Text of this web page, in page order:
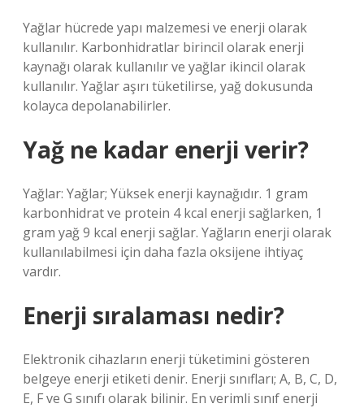
Yağlar hücrede yapı malzemesi ve enerji olarak
kullanılır. Karbonhidratlar birincil olarak enerji
kaynağı olarak kullanılır ve yağlar ikincil olarak
kullanılır. Yağlar aşırı tüketilirse, yağ dokusunda
kolayca depolanabilirler.
Yağ ne kadar enerji verir?
Yağlar: Yağlar; Yüksek enerji kaynağıdır. 1 gram
karbonhidrat ve protein 4 kcal enerji sağlarken, 1
gram yağ 9 kcal enerji sağlar. Yağların enerji olarak
kullanılabilmesi için daha fazla oksijene ihtiyaç
vardır.
Enerji sıralaması nedir?
Elektronik cihazların enerji tüketimini gösteren
belgeye enerji etiketi denir. Enerji sınıfları; A, B, C, D,
E, F ve G sınıfı olarak bilinir. En verimli sınıf enerji